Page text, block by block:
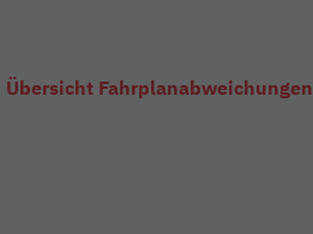
Übersicht Fahrplanabweichungen